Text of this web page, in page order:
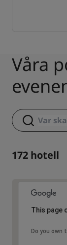
Våra
172 hotell
This page
Do you own